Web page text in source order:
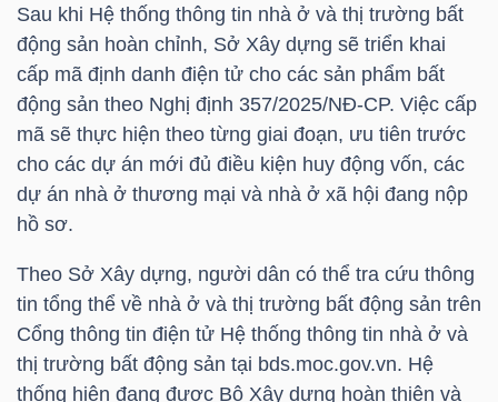
Sau khi Hệ thống thông tin nhà ở và thị trường bất
động sản hoàn chỉnh, Sở Xây dựng sẽ triển khai
cấp mã định danh điện tử cho các sản phẩm bất
động sản theo Nghị định 357/2025/NĐ-CP. Việc cấp
mã sẽ thực hiện theo từng giai đoạn, ưu tiên trước
cho các dự án mới đủ điều kiện huy động vốn, các
dự án nhà ở thương mại và nhà ở xã hội đang nộp
hồ sơ.
Theo Sở Xây dựng, người dân có thể tra cứu thông
tin tổng thể về nhà ở và thị trường bất động sản trên
Cổng thông tin điện tử Hệ thống thông tin nhà ở và
thị trường bất động sản tại bds.moc.gov.vn. Hệ
thống hiện đang được Bộ Xây dựng hoàn thiện và
CHÍNH
CÔNG
NGHỆ
THÔNG
TIN